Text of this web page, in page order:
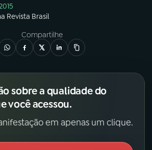
Revista Brasil
Compartilhe
sobre a qualidade do
você acessou.
em apenas um clique.